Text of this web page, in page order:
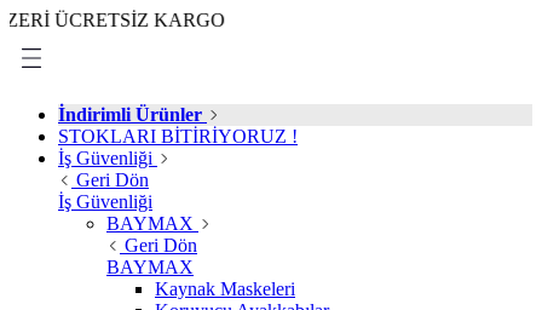
KARGO
İndirimli Ürünler
STOKLARI BİTİRİYORUZ !
İş Güvenliği
Geri Dön
İş Güvenliği
BAYMAX
Geri Dön
BAYMAX
Kaynak Maskeleri